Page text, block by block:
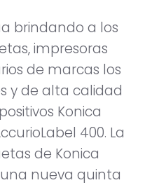
brindando a los
impresoras
de marcas los
y de alta calidad
Konica
400. La
de Konica
una nueva quinta